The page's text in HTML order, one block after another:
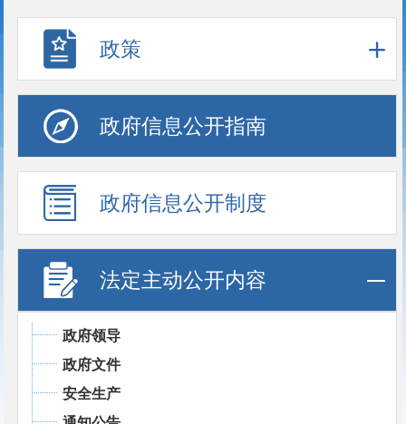
政策
政府信息公开指南
政府信息公开制度
法定主动公开内容
政府领导
政府文件
安全生产